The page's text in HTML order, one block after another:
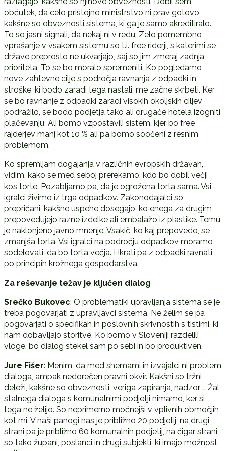
občutek, da celo pristojno ministrstvo ni prav gotovo,
kakšne so obveznosti sistema, ki ga je samo akreditiralo.
To so jasni signali, da nekaj ni v redu. Zelo pomembno
vprašanje v vsakem sistemu so t.i. free riderji, s katerimi se
države preprosto ne ukvarjajo, saj so jim zmeraj zadnja
prioriteta. To se bo moralo spremeniti. Ko pogledamo
nove zahtevne cilje s področja ravnanja z odpadki in
stroške, ki bodo zaradi tega nastali, me začne skrbeti. Ker
se bo ravnanje z odpadki zaradi visokih okoljskih ciljev
podražilo, se bodo podjetja tako ali drugače hotela izogniti
plačevanju. Ali bomo vzpostavili sistem, kjer bo free
rajderjev manj kot 10 % ali pa bomo soočeni z resnim
problemom.
Ko spremljam dogajanja v različnih evropskih državah,
vidim, kako se med seboj prerekamo, kdo bo dobil večji
kos torte. Pozabljamo pa, da je ogrožena torta sama. Vsi
igralci živimo iz trga odpadkov. Zakonodajalci so
prepričani, kakšne uspehe dosegajo, ko enega za drugim
prepovedujejo razne izdelke ali embalažo iz plastike. Temu
je naklonjeno javno mnenje. Vsakič, ko kaj prepovedo, se
zmanjša torta. Vsi igralci na področju odpadkov moramo
sodelovati, da bo torta večja. Hkrati pa z odpadki ravnati
po principih krožnega gospodarstva.
Za reševanje težav je ključen dialog
Srečko Bukovec: O problematiki upravljanja sistema se je
treba pogovarjati z upravljavci sistema. Ne želim se pa
pogovarjati o specifikah in poslovnih skrivnostih s tistimi, ki
nam dobavljajo storitve. Ko bomo v Sloveniji razdelili
vloge, bo dialog stekel sam po sebi in bo produktiven.
Jure Fišer: Menim, da med shemami in izvajalci ni problem
dialoga, ampak nedorečen pravni okvir. Kakšni so tržni
deleži, kakšne so obveznosti, veriga zapiranja, nadzor … Žal
stalnega dialoga s komunalnimi podjetji nimamo, ker si
tega ne želijo. So neprimerno močnejši v vplivnih območjih
kot mi. V naši panogi nas je približno 20 podjetij, na drugi
strani pa je približno 60 komunalnih podjetij, na čigar strani
so tako župani, poslanci in drugi subjekti, ki imajo možnost